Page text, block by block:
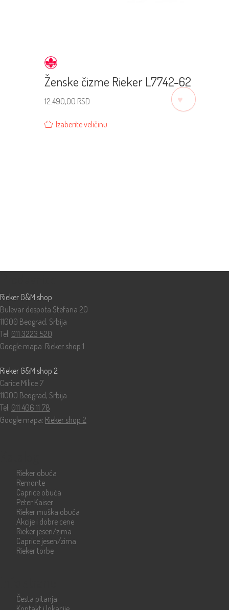
Ženske čizme Rieker L7742-62
12.490,00 RSD
Izaberite veličinu
Rieker G&M shop
Bulevar despota Stefana 20
11000 Beograd, Srbija
Tel: 011 3223 520
Google mapa: Rieker shop 1
Rieker G&M shop 2
Carice Milice 7
11000 Beograd, Srbija
Tel: 011 406 11 78
Google mapa: Rieker shop 2
Rieker obuća
Remonte
Caprice obuća
Peter Kaiser
Rieker muška obuća
Akcije i dobre cene
Rieker jesen/zima
Caprice jesen/zima
Rieker torbe
Česta pitanja